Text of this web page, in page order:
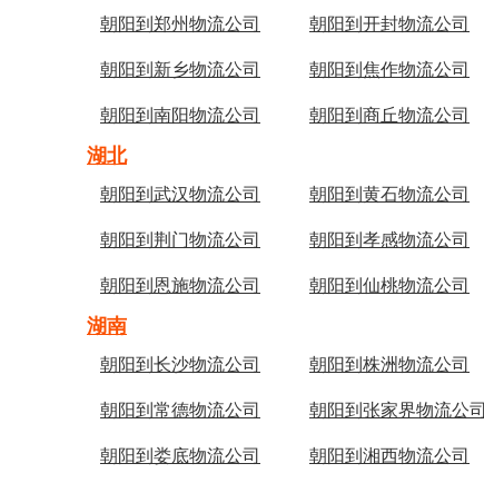
朝阳到郑州物流公司 朝阳到开封物流公司
朝阳到新乡物流公司 朝阳到焦作物流公司
朝阳到南阳物流公司 朝阳到商丘物流公司
湖北
朝阳到武汉物流公司 朝阳到黄石物流公司
朝阳到荆门物流公司 朝阳到孝感物流公司
朝阳到恩施物流公司 朝阳到仙桃物流公司
湖南
朝阳到长沙物流公司 朝阳到株洲物流公司
朝阳到常德物流公司 朝阳到张家界物流公司
朝阳到娄底物流公司 朝阳到湘西物流公司